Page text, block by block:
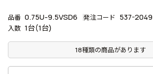
品番 0.75U-9.5VSD6 発注コード 537-2049
入数 1台(1台)
18種類の商品があります